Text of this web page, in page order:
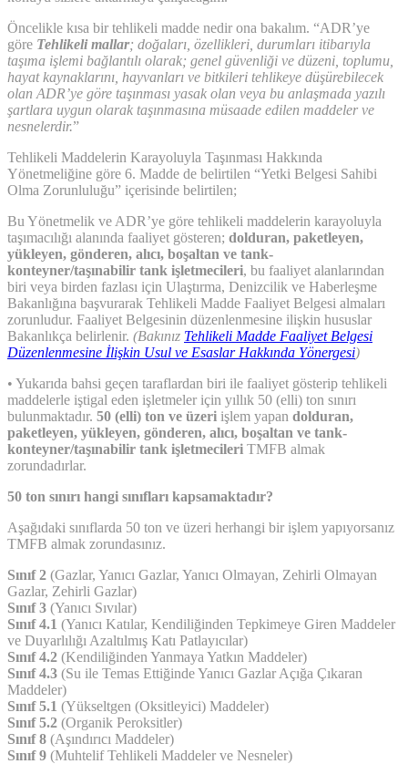
Öncelikle kısa bir tehlikeli madde nedir ona bakalım. “ADR’ye
göre Tehlikeli mallar; doğaları, özellikleri, durumları itibarıyla
taşıma işlemi bağlantılı olarak; genel güvenliği ve düzeni, toplumu,
hayat kaynaklarını, hayvanları ve bitkileri tehlikeye düşürebilecek
olan ADR’ye göre taşınması yasak olan veya bu anlaşmada yazılı
şartlara uygun olarak taşınmasına müsaade edilen maddeler ve
nesnelerdir.”
Tehlikeli Maddelerin Karayoluyla Taşınması Hakkında
Yönetmeliğine göre 6. Madde de belirtilen “Yetki Belgesi Sahibi
Olma Zorunluluğu” içerisinde belirtilen;
Bu Yönetmelik ve ADR’ye göre tehlikeli maddelerin karayoluyla
taşımacılığı alanında faaliyet gösteren; dolduran, paketleyen,
yükleyen, gönderen, alıcı, boşaltan ve tank-
konteyner/taşınabilir tank işletmecileri, bu faaliyet alanlarından
biri veya birden fazlası için Ulaştırma, Denizcilik ve Haberleşme
Bakanlığına başvurarak Tehlikeli Madde Faaliyet Belgesi almaları
zorunludur. Faaliyet Belgesinin düzenlenmesine ilişkin hususlar
Bakanlıkça belirlenir. (Bakınız Tehlikeli Madde Faaliyet Belgesi
Düzenlenmesine İlişkin Usul ve Esaslar Hakkında Yönergesi)
• Yukarıda bahsi geçen taraflardan biri ile faaliyet gösterip tehlikeli
maddelerle iştigal eden işletmeler için yıllık 50 (elli) ton sınırı
bulunmaktadır. 50 (elli) ton ve üzeri işlem yapan dolduran,
paketleyen, yükleyen, gönderen, alıcı, boşaltan ve tank-
konteyner/taşınabilir tank işletmecileri TMFB almak
zorundadırlar.
50 ton sınırı hangi sınıfları kapsamaktadır?
Aşağıdaki sınıflarda 50 ton ve üzeri herhangi bir işlem yapıyorsanız
TMFB almak zorundasınız.
Sınıf 2 (Gazlar, Yanıcı Gazlar, Yanıcı Olmayan, Zehirli Olmayan
Gazlar, Zehirli Gazlar)
Sınıf 3 (Yanıcı Sıvılar)
Sınıf 4.1 (Yanıcı Katılar, Kendiliğinden Tepkimeye Giren Maddeler
ve Duyarlılığı Azaltılmış Katı Patlayıcılar)
Sınıf 4.2 (Kendiliğinden Yanmaya Yatkın Maddeler)
Sınıf 4.3 (Su ile Temas Ettiğinde Yanıcı Gazlar Açığa Çıkaran
Maddeler)
Sınıf 5.1 (Yükseltgen (Oksitleyici) Maddeler)
Sınıf 5.2 (Organik Peroksitler)
Sınıf 8 (Aşındırıcı Maddeler)
Sınıf 9 (Muhtelif Tehlikeli Maddeler ve Nesneler)